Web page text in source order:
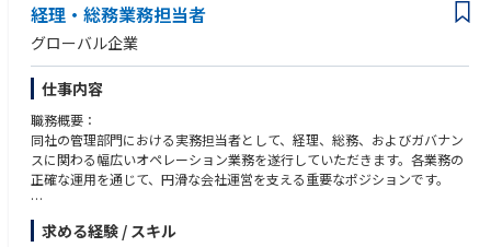
4．チームマネジメント
●経理・総務部門メンバーの育成、目標設定、およびパフォーマンス評
価。
※ご経験・スキルおよびご希望を踏まえて考慮いたします。
※今後の会社・事業の状況によって、上記以外に新たな業務が発生する可
能性もございます。
経理・総務業務担当者
グローバル企業
仕事内容
職務概要：
同社の管理部門における実務担当者として、経理、総務、およびガバナン
スに関わる幅広いオペレーション業務を遂行していただきます。各業務の
正確な運用を通じて、円滑な会社運営を支える重要なポジションです。
職務内容（Key Responsibilities）:
求める経験 / スキル